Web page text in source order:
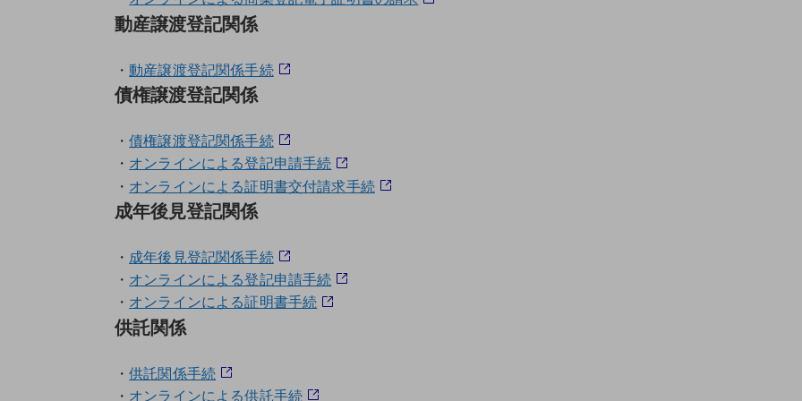
動産譲渡登記関係
・動産譲渡登記関係手続
債権譲渡登記関係
・債権譲渡登記関係手続
・ オンラインによる登記申請手続
・ オンラインによる証明書交付請求手続
成年後見登記関係
・ 成年後見登記関係手続
・ オンラインによる登記申請手続
・ オンラインによる証明書手続
供託関係
・供託関係手続
・ オンラインによる供託手続